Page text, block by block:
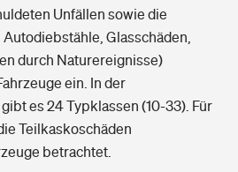
Unfällen sowie die
Glasschäden,
durch Naturereignisse)
ein. In der
es 24 Typklassen (10-33). Für
Teilkaskoschäden
betrachtet.